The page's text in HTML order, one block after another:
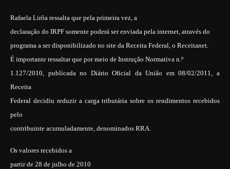
Rafaela Lirôa ressalta que pela primeira vez, a
declaração do IRPF somente poderá ser enviada pela internet, através do
programa a ser disponibilizado no site da Receita Federal, o Receitanet.
É importante ressaltar que por meio de Instrução Normativa n.º
1.127/2010, publicada no Diário Oficial da União em 08/02/2011, a
Receita
Federal decidiu reduzir a carga tributária sobre os rendimentos recebidos
pelo
contribuinte acumuladamente, denominados RRA.
Os valores recebidos a
partir de 28 de julho de 2010